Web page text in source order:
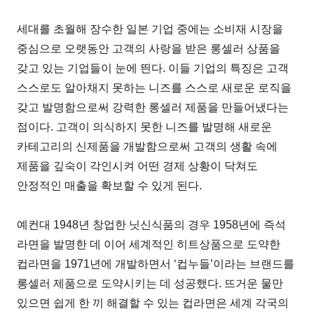
세대를 초월해 장수한 일본 기업 중에는 소비재 시장을
중심으로 오랫동안 고객의 사랑을 받은 롱셀러 상품을
갖고 있는 기업들이 눈에 띈다. 이들 기업의 특징은 고객
스스로도 알아채지 못하는 니즈를 스스로 새로운 로직을
갖고 발명함으로써 강력한 롱셀러 제품을 만들어냈다는
점이다. 고객이 의식하지 못한 니즈를 발명해 새로운
카테고리의 신제품을 개발함으로써 고객의 생활 속에
제품을 깊숙이 각인시켜 어떤 경제 상황이 닥쳐도
안정적인 매출을 확보할 수 있게 된다.
예컨대 1948년 창업한 닛신식품의 경우 1958년에 즉석
라면을 발명한 데 이어 세계적인 히트상품으로 도약한
컵라면을 1971년에 개발하면서 ‘컵누들’이라는 브랜드를
롱셀러 제품으로 도약시키는 데 성공했다. 뜨거운 물만
있으면 쉽게 한 끼 해결할 수 있는 컵라면은 세계 각국의